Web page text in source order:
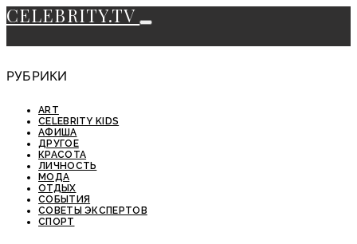
CELEBRITY.TV
РУБРИКИ
ART
CELEBRITY KIDS
АФИША
ДРУГОЕ
КРАСОТА
ЛИЧНОСТЬ
МОДА
ОТДЫХ
СОБЫТИЯ
СОВЕТЫ ЭКСПЕРТОВ
СПОРТ